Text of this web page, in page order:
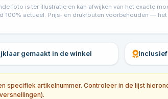
foto is ter illustratie en kan afwijken van het exacte
100% actueel. Prijs- en drukfouten voorbehouden —
gemaakt in de winkel
specifiek artikelnummer. Controleer in de lijst